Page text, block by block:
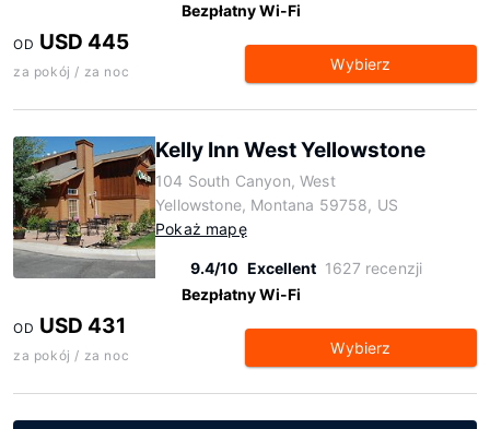
Bezpłatny Wi-Fi
OD USD 445
za pokój / za noc Wybierz
Kelly Inn West Yellowstone
104 South Canyon, West
Yellowstone, Montana 59758, US
Pokaż mapę
9.4/10 Excellent 1627 recenzji
Bezpłatny Wi-Fi
OD USD 431
za pokój / za noc Wybierz